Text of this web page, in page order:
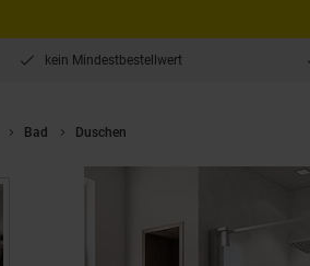
kein Mindestbestellwert
Bad Duschen